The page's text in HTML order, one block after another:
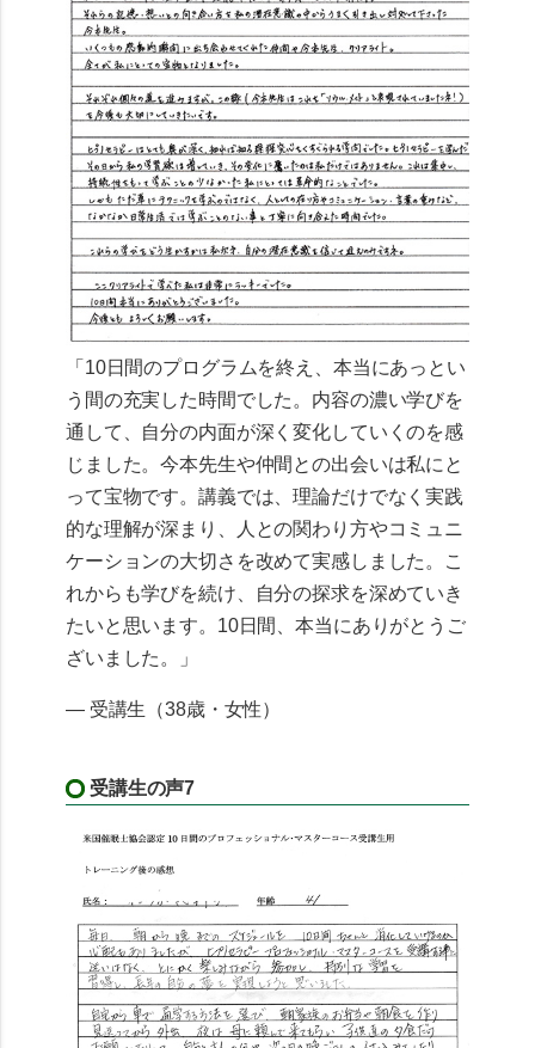
「10日間のプログラムを終え、本当にあっとい
う間の充実した時間でした。内容の濃い学びを
通して、自分の内面が深く変化していくのを感
じました。今本先生や仲間との出会いは私にと
って宝物です。講義では、理論だけでなく実践
的な理解が深まり、人との関わり方やコミュニ
ケーションの大切さを改めて実感しました。こ
れからも学びを続け、自分の探求を深めていき
たいと思います。10日間、本当にありがとうご
ざいました。」
— 受講生（38歳・女性）
受講生の声7